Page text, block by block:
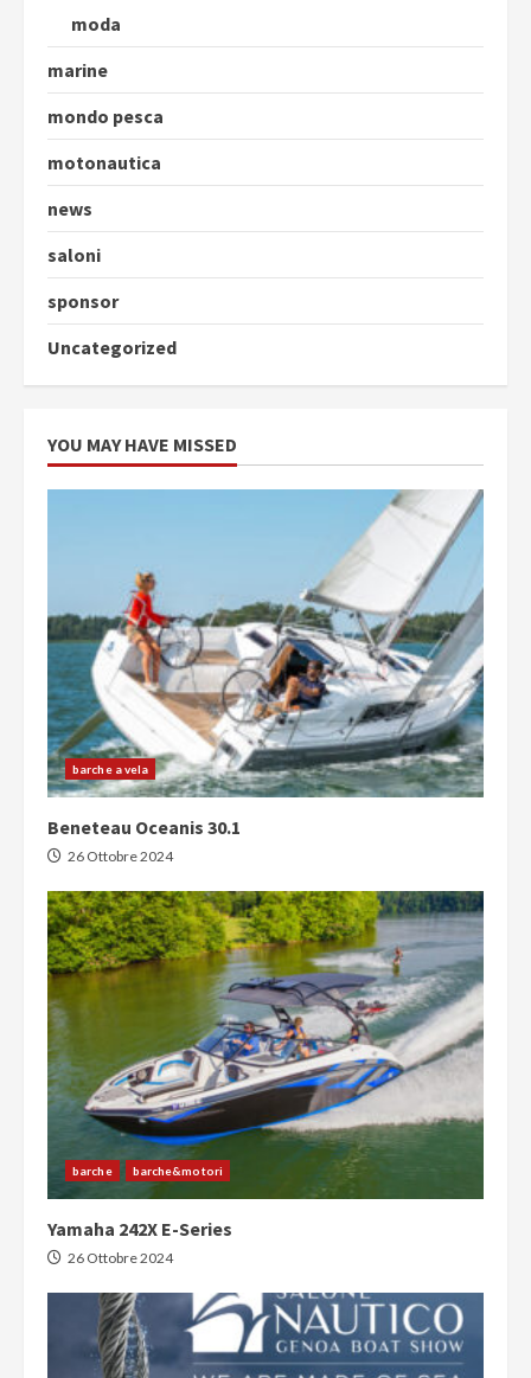
moda
marine
mondo pesca
motonautica
news
saloni
sponsor
Uncategorized
YOU MAY HAVE MISSED
barche a vela
Beneteau Oceanis 30.1
26 Ottobre 2024
barche barche&motori
Yamaha 242X E-Series
26 Ottobre 2024